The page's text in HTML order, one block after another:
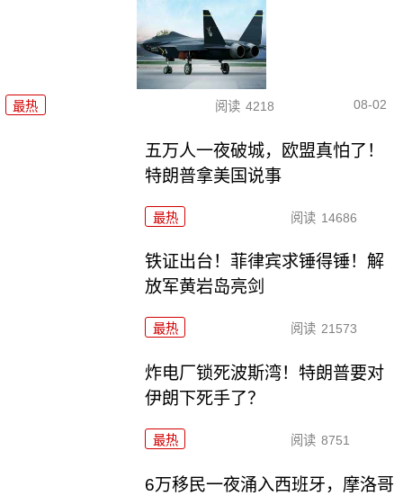
最热 阅读 4218 08-02
五万人一夜破城，欧盟真怕了！
特朗普拿美国说事
最热 阅读 14686
铁证出台！菲律宾求锤得锤！解
放军黄岩岛亮剑
最热 阅读 21573
炸电厂锁死波斯湾！特朗普要对
伊朗下死手了？
最热 阅读 8751
6万移民一夜涌入西班牙，摩洛哥